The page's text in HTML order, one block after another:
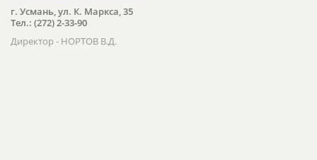
г. Усмань, ул. К. Маркса, 35
Тел.: (272) 2-33-90
Директор - НОРТОВ В.Д.